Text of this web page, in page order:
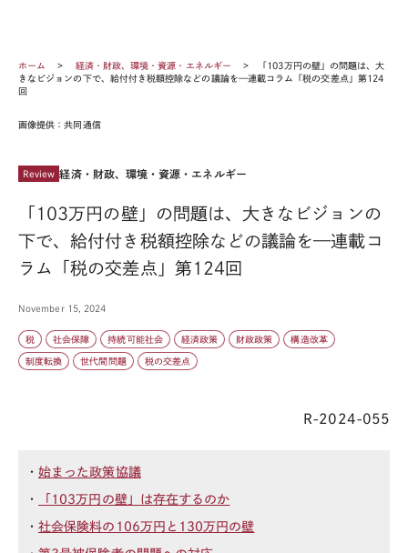
ホーム 経済・財政、環境・資源・エネルギー
「103万円の壁」の問題は、大
きなビジョンの下で、給付付き税額控除などの議論を—連載コラム「税の交差点」第124
回
画像提供：共同通信
Review 経済・財政、環境・資源・エネルギー
「103万円の壁」の問題は、大きなビジョンの
下で、給付付き税額控除などの議論を—連載コ
ラム「税の交差点」第124回
November 15, 2024
税 社会保障 持続可能社会 経済政策 財政政策 構造改革
制度転換 世代間問題 税の交差点
R-2024-055
・始まった政策協議
・ 「103万円の壁」は存在するのか
・社会保険料の106万円と130万円の壁